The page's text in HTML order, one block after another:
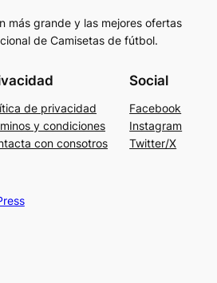
más grande y las mejores ofertas
de Camisetas de fútbol.
de privacidad
y condiciones
con consotros
Social
Facebook
Instagram
Twitter/X